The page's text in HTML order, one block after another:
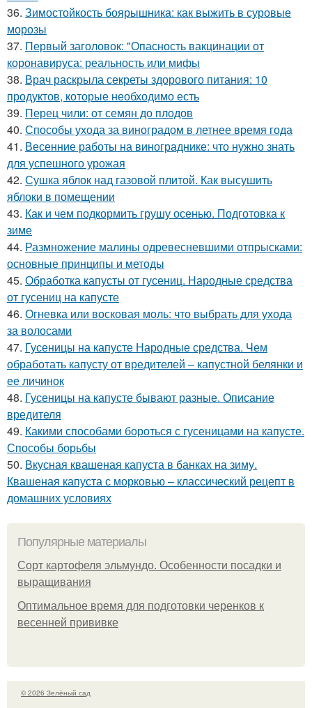
36. Зимостойкость боярышника: как выжить в суровые
морозы
37. Первый заголовок: "Опасность вакцинации от
коронавируса: реальность или мифы
38. Врач раскрыла секреты здорового питания: 10
продуктов, которые необходимо есть
39. Перец чили: от семян до плодов
40. Способы ухода за виноградом в летнее время года
41. Весенние работы на винограднике: что нужно знать
для успешного урожая
42. Сушка яблок над газовой плитой. Как высушить
яблоки в помещении
43. Как и чем подкормить грушу осенью. Подготовка к
зиме
44. Размножение малины одревесневшими отпрысками:
основные принципы и методы
45. Обработка капусты от гусениц. Народные средства
от гусениц на капусте
46. Огневка или восковая моль: что выбрать для ухода
за волосами
47. Гусеницы на капусте Народные средства. Чем
обработать капусту от вредителей – капустной белянки и
ее личинок
48. Гусеницы на капусте бывают разные. Описание
вредителя
49. Какими способами бороться с гусеницами на капусте.
Способы борьбы
50. Вкусная квашеная капуста в банках на зиму.
Квашеная капуста с морковью – классический рецепт в
домашних условиях
Популярные материалы
Сорт картофеля эльмундо. Особенности посадки и
выращивания
Оптимальное время для подготовки черенков к
весенней прививке
© 2026 Зелёный сад